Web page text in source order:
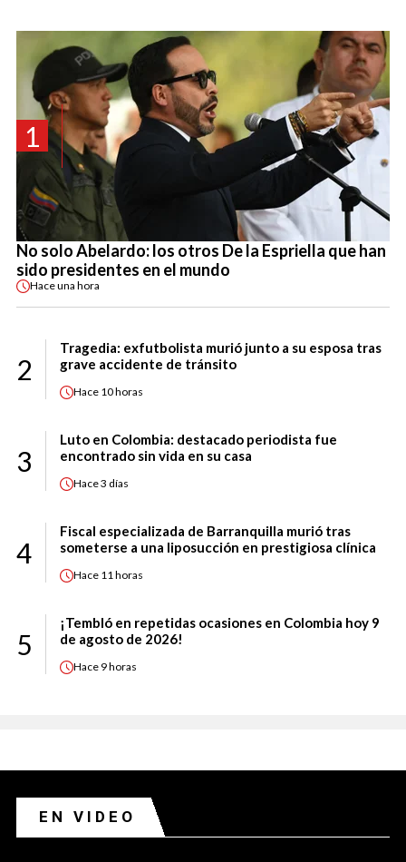
1
No solo Abelardo: los otros De la Espriella que han
sido presidentes en el mundo
Haceuna hora
2
Tragedia: exfutbolista murió junto a su esposa tras
grave accidente de tránsito
Hace 10 horas
3
Luto en Colombia: destacado periodista fue
encontrado sin vida en su casa
Hace3 días
4
Fiscal especializada de Barranquilla murió tras
someterse a una liposucción en prestigiosa clínica
Hace 11 horas
5
¡Tembló en repetidas ocasiones en Colombia hoy 9
de agosto de 2026!
Hace 9 horas
EN VIDEO